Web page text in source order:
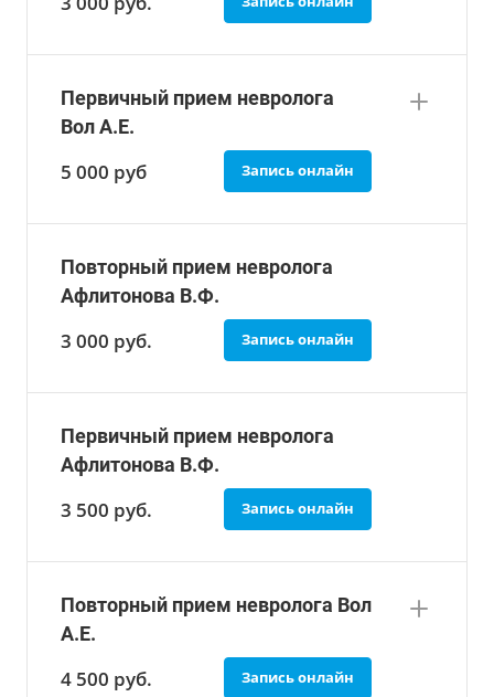
Первичный прием невролога
Вол А.Е.
5 000 руб Запись онлайн
Повторный прием невролога
Афлитонова В.Ф.
3 000 руб. Запись онлайн
Первичный прием невролога
Афлитонова В.Ф.
3 500 руб. Запись онлайн
Повторный прием невролога Вол
А.Е.
4 500 руб. Запись онлайн